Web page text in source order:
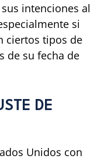
intenciones al
si
ciertos tipos de
de su fecha de
DE
Unidos con